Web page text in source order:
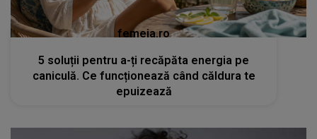
femeia.ro
5 soluții pentru a-ți recăpăta energia pe
caniculă. Ce funcționează când căldura te
epuizează